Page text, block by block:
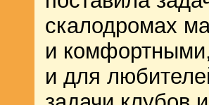
скалодромах
и
и для